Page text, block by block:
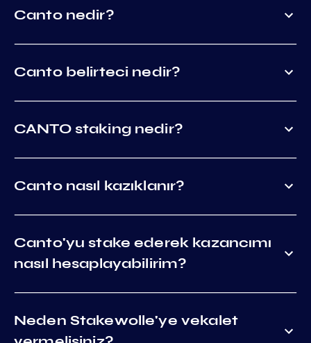
Canto nedir?
Canto belirteci nedir?
CANTO staking nedir?
Canto nasıl kazıklanır?
Canto'yu stake ederek kazancımı
nasıl hesaplayabilirim?
Neden Stakewolle'ye vekalet